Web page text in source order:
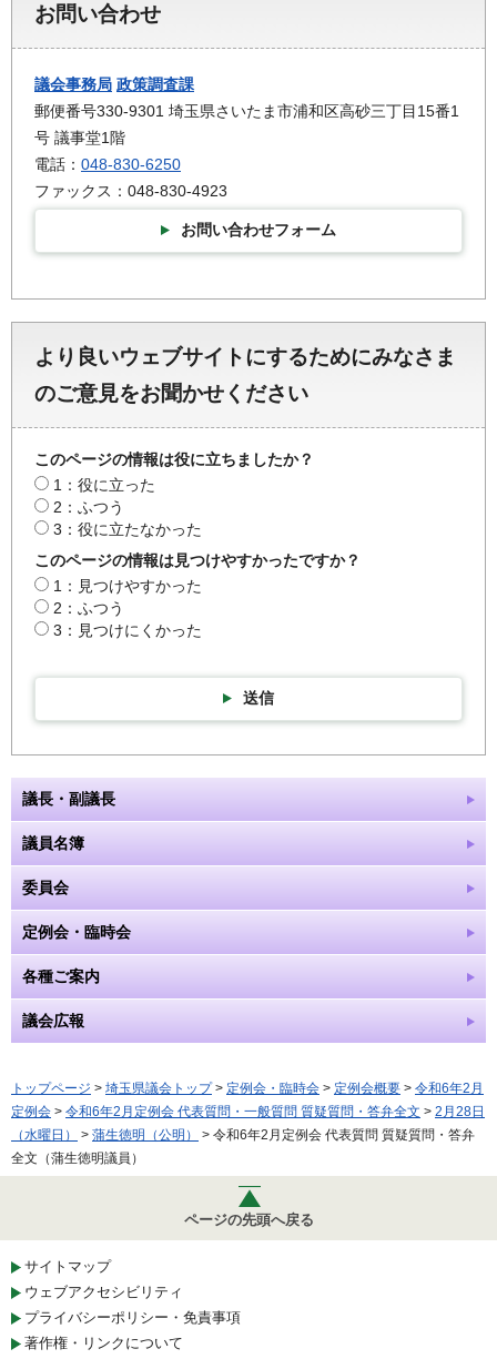
お問い合わせ
議会事務局 政策調査課
郵便番号330-9301 埼玉県さいたま市浦和区高砂三丁目15番1
号 議事堂1階
電話： 048-830-6250
ファックス：048-830-4923
お問い合わせフォーム
より良いウェブサイトにするためにみなさま
のご意見をお聞かせください
このページの情報は役に立ちましたか？
1：役に立った
2：ふつう
3：役に立たなかった
このページの情報は見つけやすかったですか？
1：見つけやすかった
2：ふつう
3：見つけにくかった
送信
議長・副議長
議員名簿
委員会
定例会・臨時会
各種ご案内
議会広報
トップページ > 埼玉県議会トップ> 定例会・臨時会 > 定例会概要 > 令和6年2月
定例会 > 令和6年2月定例会 代表質問・一般質問 質疑質問・答弁全文 > 2月28日
（水曜日）
> 蒲生徳明（公明）
> 令和6年2月定例会 代表質問 質疑質問・答弁
全文（蒲生徳明議員）
ページの先頭へ戻る
サイトマップ
ウェブアクセシビリティ
プライバシーポリシー・免責事項
著作権・リンクについて